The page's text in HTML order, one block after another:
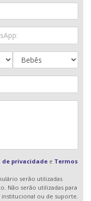
de privacidadee Termos
serão utilizadas
Não serão utilizadas para
ou de suporte.